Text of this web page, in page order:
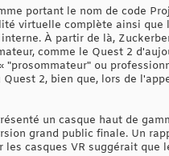
portant le nom de code
virtuelle complète ainsi que
À partir de là,
comme le Quest 2
ou
2, bien que, lors de
un casque haut de
grand public finale. Un
casques VR suggérait que